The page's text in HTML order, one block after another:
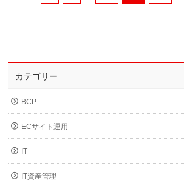
カテゴリー
BCP
ECサイト運用
IT
IT資産管理